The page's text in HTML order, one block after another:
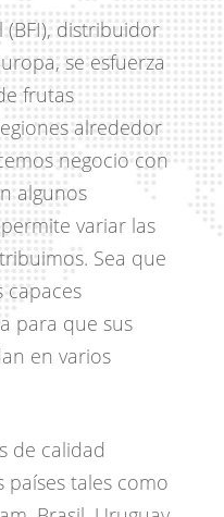
distribuidor
se esfuerza
frutas
alrededor
negocio con
algunos
variar las
Sea que
capaces
para que sus
en varios
de calidad
tales como